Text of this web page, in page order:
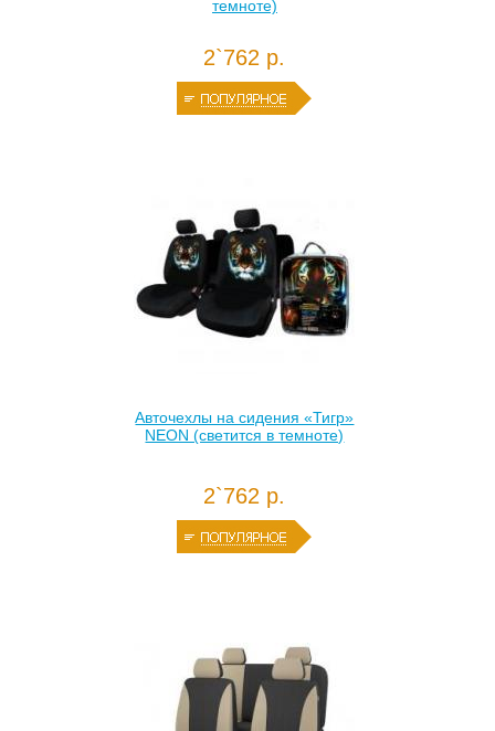
темноте)
2`762 р.
Авточехлы на сидения «Тигр»
NEON (светится в темноте)
2`762 р.